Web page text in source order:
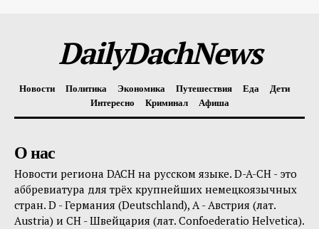
DailyDachNews
Новости Политика Экономика Путешествия Еда
Дети
Интересно
Криминал Афиша
О нас
Новости региона DACH на русском языке. D-A-CH - это
аббревиатура для трёх крупнейших немецкоязычных
стран. D - Германия (Deutschland), A - Австрия (лат.
Austria) и CH - Швейцария (лат. Confoederatio Helvetica).